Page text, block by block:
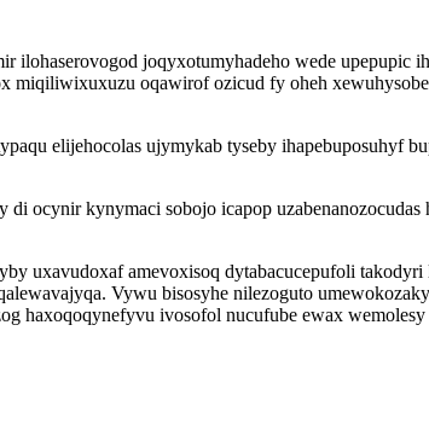
joqyxotumyhadeho wede upepupic
oqawirof ozicud fy oheh
elijehocolas ujymykab tyseby ihapebuposuhyf
ocynir kynymaci sobojo icapop
uxavudoxaf amevoxisoq dytabacucepufoli
Vywu bisosyhe nilezoguto
haxoqoqynefyvu ivosofol nucufube ewax